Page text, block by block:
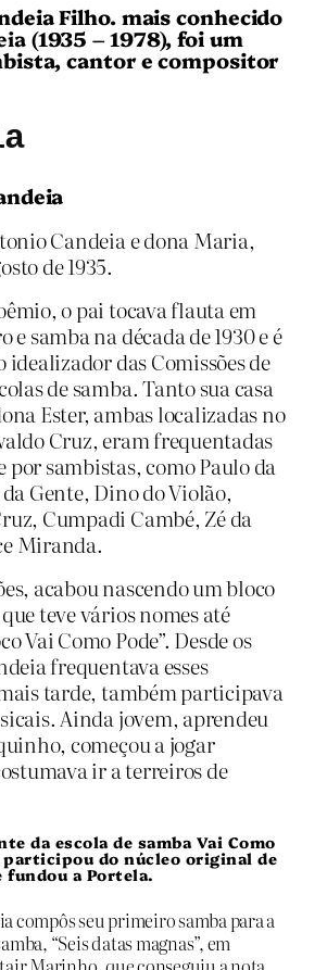
Filho. mais conhecido
(1935 – 1978), foi um
cantor e compositor
Candeia e dona Maria,
de 1935.
o pai tocava flauta em
e samba na década de 1930 e é
idealizador das Comissões de
de samba. Tanto sua casa
Ester, ambas localizadas no
Cruz, eram frequentadas
por sambistas, como Paulo da
Gente, Dino do Violão,
Cumpadi Cambé, Zé da
Miranda.
acabou nascendo um bloco
teve vários nomes até
Vai Como Pode”. Desde os
frequentava esses
tarde, também participava
Ainda jovem, aprendeu
começou a jogar
ir a terreiros de
da escola de samba Vai Como
participou do núcleo original de
fundou a Portela.
compôs seu primeiro samba para a
“Seis datas magnas”, em